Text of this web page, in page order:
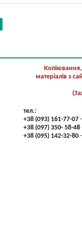
матеріалів з
тел.:
+38 (093) 161-77-07
+38 (097) 350- 58-48
+38 (095) 142-32-80